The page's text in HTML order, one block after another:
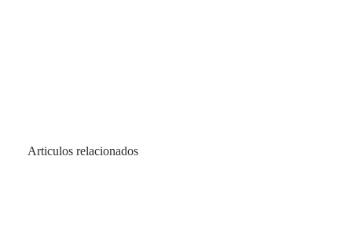
Articulos relacionados